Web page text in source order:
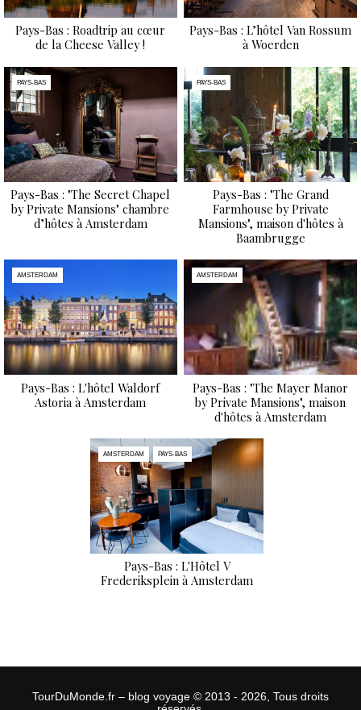
Pays-Bas : Roadtrip au cœur
de la Cheese Valley !
Pays-Bas : L’hôtel Van Rossum
à Woerden
PAYS-BAS
Pays-Bas : "The Secret Chapel
by Private Mansions" chambre
d’hôtes à Amsterdam
PAYS-BAS
Pays-Bas : "The Grand
Farmhouse by Private
Mansions", maison d'hôtes à
Baambrugge
AMSTERDAM
Pays-Bas : L'hôtel Waldorf
Astoria à Amsterdam
AMSTERDAM
Pays-Bas : "The Mayer Manor
by Private Mansions", maison
d'hôtes à Amsterdam
AMSTERDAM PAYS-BAS
Pays-Bas : L'Hôtel V
Frederiksplein à Amsterdam
TourDuMonde.fr – blog voyage © 2013 - 2026, Tous droits